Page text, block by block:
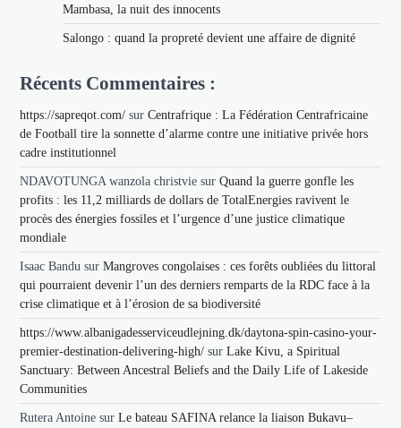
Mambasa, la nuit des innocents
Salongo : quand la propreté devient une affaire de dignité
Récents Commentaires :
https://sapreqot.com/ surCentrafrique : La Fédération Centrafricaine
de Football tire la sonnette d’alarme contre une initiative privée hors
cadre institutionnel
NDAVOTUNGA wanzola christvie surQuand la guerre gonfle les
profits : les 11,2 milliards de dollars de TotalEnergies ravivent le
procès des énergies fossiles et l’urgence d’une justice climatique
mondiale
Isaac Bandu surMangroves congolaises : ces forêts oubliées du littoral
qui pourraient devenir l’un des derniers remparts de la RDC face à la
crise climatique et à l’érosion de sa biodiversité
https://www.albanigadesserviceudlejning.dk/daytona-spin-casino-your-
premier-destination-delivering-high/ surLake Kivu, a Spiritual
Sanctuary: Between Ancestral Beliefs and the Daily Life of Lakeside
Communities
Rutera Antoine surLe bateau SAFINA relance la liaison Bukavu–